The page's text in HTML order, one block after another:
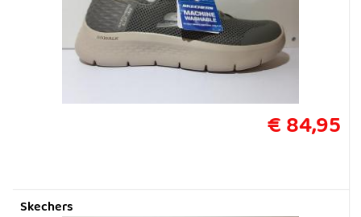
€ 84,95
Skechers